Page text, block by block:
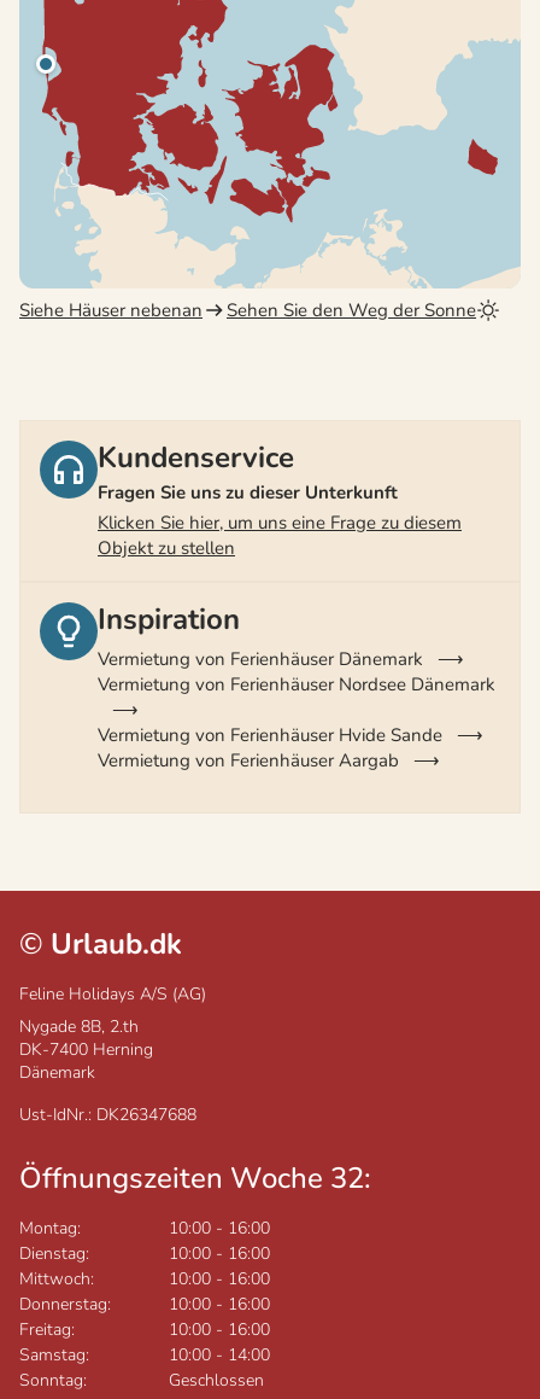
Siehe Häuser nebenan Sehen Sie den Weg der Sonne
Kundenservice
Fragen Sie uns zu dieser Unterkunft
Klicken Sie hier, um uns eine Frage zu diesem
Objekt zu stellen
Inspiration
Vermietung von Ferienhäuser Dänemark
Vermietung von Ferienhäuser Nordsee Dänemark
Vermietung von Ferienhäuser Hvide Sande
Vermietung von Ferienhäuser Aargab
© Urlaub.dk
Feline Holidays A/S (AG)
Nygade 8B, 2.th
DK-7400 Herning
Dänemark
Ust-IdNr.: DK26347688
Öffnungszeiten Woche 32:
Montag: 10:00 - 16:00
Dienstag:
10:00 - 16:00
Mittwoch:
10:00 - 16:00
Donnerstag:
10:00 - 16:00
Freitag:
10:00 - 16:00
Samstag:
10:00 - 14:00
Sonntag:
Geschlossen